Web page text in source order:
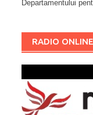
Departamentului
RADIO ONLINE